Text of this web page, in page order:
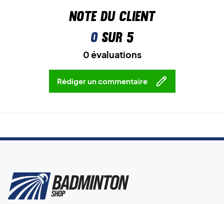
Note du client
0sur 5
0 évaluations
Rédiger un commentaire